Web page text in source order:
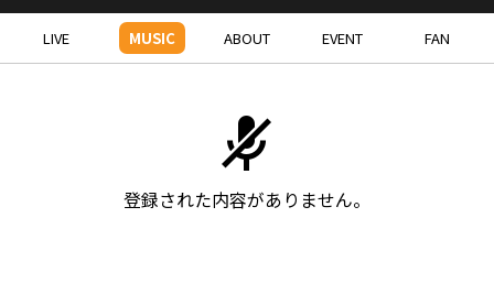
LIVE MUSIC ABOUT EVENT FAN
登録された内容がありません。